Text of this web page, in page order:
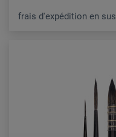
frais d'expédition en sus